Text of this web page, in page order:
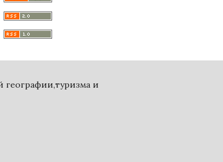
географии,туризма и